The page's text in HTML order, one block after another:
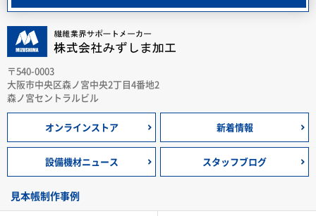
〒540-0003
大阪市中央区森ノ宮中央2丁目4番地2
森ノ宮セントラルビル
オンラインストア 新着情報
設備機材ニュース スタッフブログ
見本帳制作事例